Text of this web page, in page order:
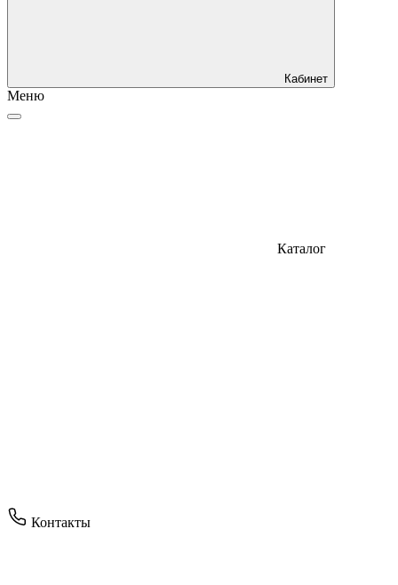
Кабинет
Меню
Каталог
Контакты